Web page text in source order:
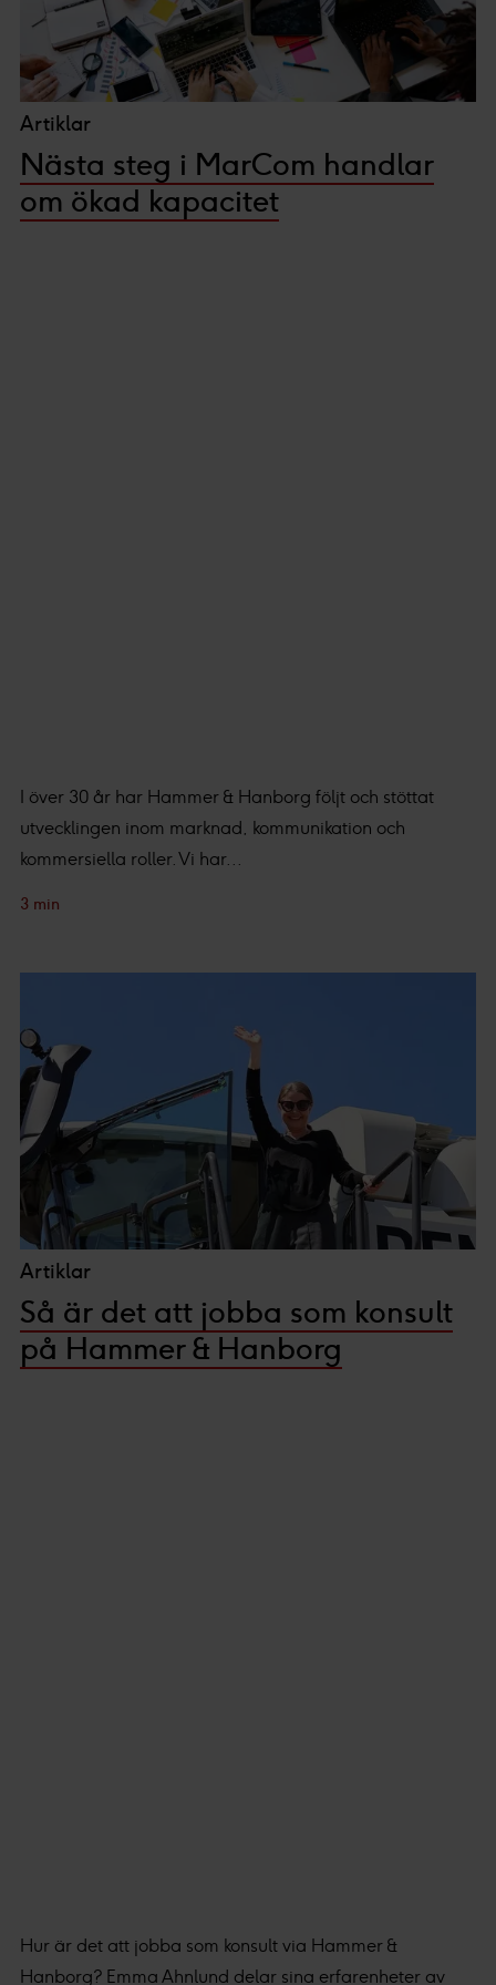
Vi och våra partners processar den insamlade datan
efter ditt godkännande eller legitima intresse för:
Personaliserat innehåll och annonser, statistik från
innehåll och annonser samt användar-, insikt- och
Artiklar
Nästa steg i MarCom handlar
om ökad kapacitet
I över 30 år har Hammer & Hanborg följt och stöttat
utvecklingen inom marknad, kommunikation och
kommersiella roller. Vi har...
3 min
Artiklar
Så är det att jobba som konsult
på Hammer & Hanborg
Hur är det att jobba som konsult via Hammer &
Hanborg? Emma Ahnlund delar sina erfarenheter av